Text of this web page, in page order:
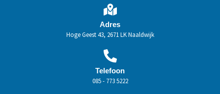
Adres
Hoge Geest 43, 2671 LK Naaldwijk
Telefoon
085 - 773 5222